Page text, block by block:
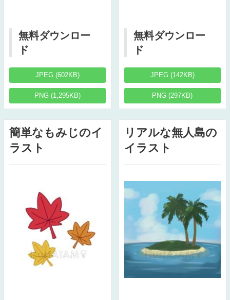
無料ダウンロー
ド
JPEG (602KB)
PNG (1,295KB)
無料ダウンロー
ド
JPEG (142KB)
PNG (297KB)
簡単なもみじのイ
ラスト
リアルな無人島の
イラスト